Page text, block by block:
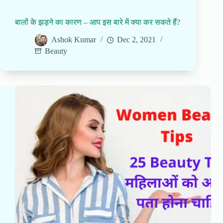
बालों के झड़ने का कारण – आप इस बारे में क्या कर सकते हैं?
Ashok Kumar
Dec 2, 2021
Beauty